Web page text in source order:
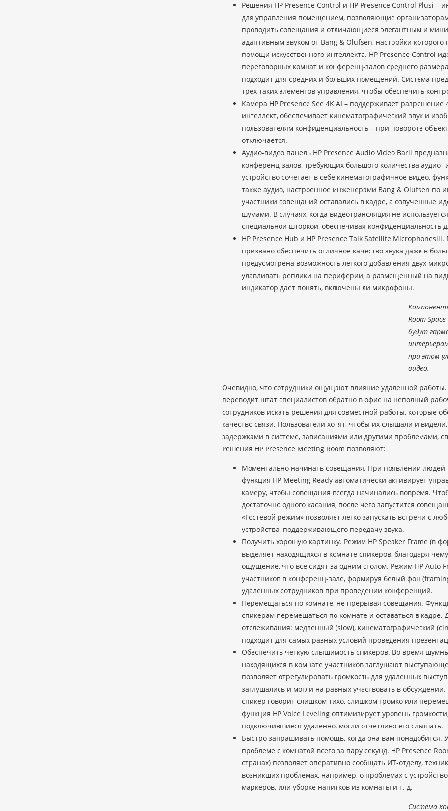
Решения HP Presence Control и HP Presence Control Plusi –
для управления помещением, позволяющие
проводить совещания и отличающиеся элегантным и
адаптивным звуком от Bang & Olufsen, настройки
помощи искусственного интеллекта. HP Presence Control
переговорных комнат и конференц-залов среднего
подходит для средних и больших помещений. Система
трех таких элементов управления, чтобы обеспечить
Камера HP Presence See 4K AI – поддерживает разрешение
интеллект, обеспечивает кинематографический звук и
пользователям конфиденциальность – при повороте
отключается.
Аудио-видео панель HP Presence Audio Video Barii
конференц-залов, требующих большого количества аудио-
устройство сочетает в себе кинематографичное видео,
также аудио, настроенное инженерами Bang & Olufsen по
участники совещаний оставались в кадре, а озвученные
шумами. В случаях, когда видеотрансляция не
специальной шторкой, обеспечивая конфиденциальность
HP Presence Hub и HP Presence Talk Satellite
призвано обеспечить отличное качество звука даже в
предусмотрена возможность легкого добавления двух
улавливать реплики на периферии, а размещенный на
индикатор дает понять, включены ли микрофоны.
Room
будут
при этом
видео.
Очевидно, что сотрудники ощущают влияние удаленной работы.
переводит штат специалистов обратно в офис на неполный
сотрудников искать решения для совместной работы, которые
качество связи. Пользователи хотят, чтобы их слышали и видели,
задержками в системе, зависаниями или другими проблемами,
Решения HP Presence Meeting Room позволяют:
Моментально начинать совещания. При появлении людей
функция HP Meeting Ready автоматически активирует
камеру, чтобы совещания всегда начинались вовремя.
достаточно одного касания, после чего запустится
«Гостевой режим» позволяет легко запускать встречи с
устройства, поддерживающего передачу звука.
Получить хорошую картинку. Режим HP Speaker Frame (в
выделяет находящихся в комнате спикеров, благодаря
ощущение, что все сидят за одним столом. Режим HP Auto
участников в конференц-зале, формируя белый фон
удаленных сотрудников при проведении конференций.
Перемещаться по комнате, не прерывая совещания.
спикерам перемещаться по комнате и оставаться в кадре.
отслеживания: медленный (slow), кинематографический
подходит для самых разных условий проведения
Обеспечить четкую слышимость спикеров. Во время
находящихся в комнате участников заглушают
позволяет отрегулировать громкость для удаленных
заглушались и могли на равных участвовать в
спикер говорит слишком тихо, слишком громко или
функция HP Voice Leveling оптимизирует уровень
подключившиеся удаленно, могли отчетливо его слышать.
Быстро запрашивать помощь, когда она вам понадобится.
проблеме с комнатой всего за пару секунд. HP Presence
странах) позволяет оперативно сообщать ИТ-отделу,
возникших проблемах, например, о проблемах с
маркеров, или уборке напитков из комнаты и т. д.
Система